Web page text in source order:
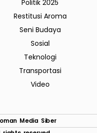
Politik 2025
Restitusi Aroma
Seni Budaya
Sosial
Teknologi
Transportasi
Video
Media Siber